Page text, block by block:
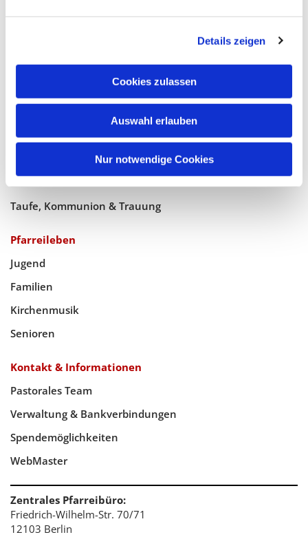
Details zeigen
Cookies zulassen
Auswahl erlauben
Nur notwendige Cookies
Katholische Kirchengemeinde
Gottesdienste
Taufe, Kommunion & Trauung
Pfarreileben
Jugend
Familien
Kirchenmusik
Senioren
Kontakt & Informationen
Pastorales Team
Verwaltung & Bankverbindungen
Spendemöglichkeiten
WebMaster
Zentrales Pfarreibüro:
Friedrich-Wilhelm-Str. 70/71
12103 Berlin